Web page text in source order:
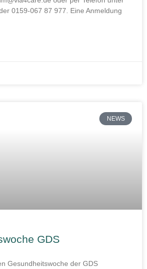
0159-067 87 977. Eine Anmeldung
NEWS
GDS
Gesundheitswoche der GDS